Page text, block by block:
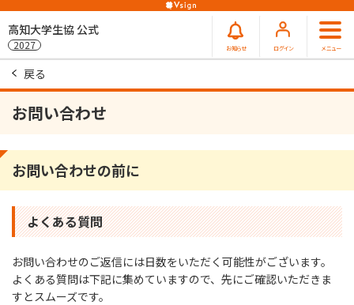
高知大学生協 公式
2027 お知らせ ログイン メニュー
戻る
お問い合わせ
お問い合わせの前に
よくある質問
お問い合わせのご返信には⽇数をいただく可能性がございます。
よくある質問は下記に集めていますので、先にご確認いただきま
すとスムーズです。